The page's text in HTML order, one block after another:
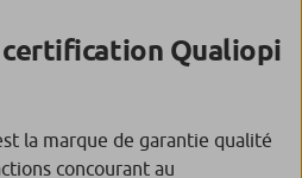
certification Qualiopi
la marque de garantie qualité
concourant au